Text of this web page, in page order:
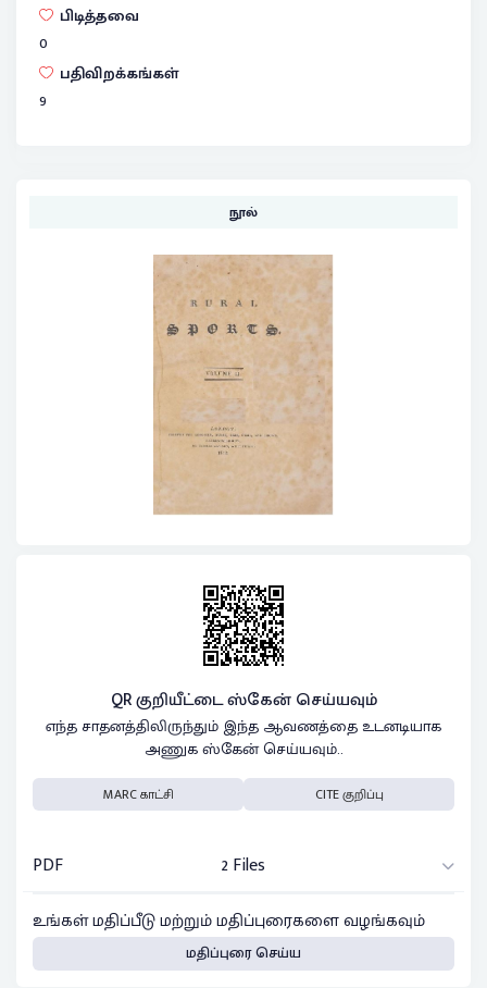
பிடித்தவை
0
பதிவிறக்கங்கள்
9
நூல்
QR குறியீட்டை ஸ்கேன் செய்யவும்
எந்த சாதனத்திலிருந்தும் இந்த ஆவணத்தை உடனடியாக
அணுக ஸ்கேன் செய்யவும்..
MARC காட்சி CITE குறிப்பு
PDF
2 Files
உங்கள் மதிப்பீடு மற்றும் மதிப்புரைகளை வழங்கவும்
மதிப்புரை செய்ய